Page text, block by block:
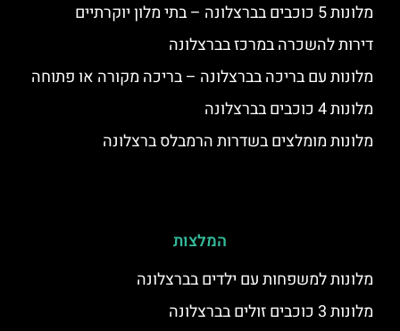
מלונות 5 כוכבים בברצלונה – בתי מלון יוקרתיים
דירות להשכרה במרכז בברצלונה
מלונות עם בריכה בברצלונה – בריכה מקורה או פתוחה
מלונות 4 כוכבים בברצלונה
מלונות מומלצים בשדרות הרמבלס ברצלונה
המלצות
מלונות למשפחות עם ילדים בברצלונה
מלונות 3 כוכבים זולים בברצלונה